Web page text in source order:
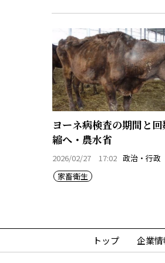
ヨーネ病検査の期間と回
縮へ・農水省
2026/02/27 17:02 政治・行政
家畜衛生
トップ 企業情